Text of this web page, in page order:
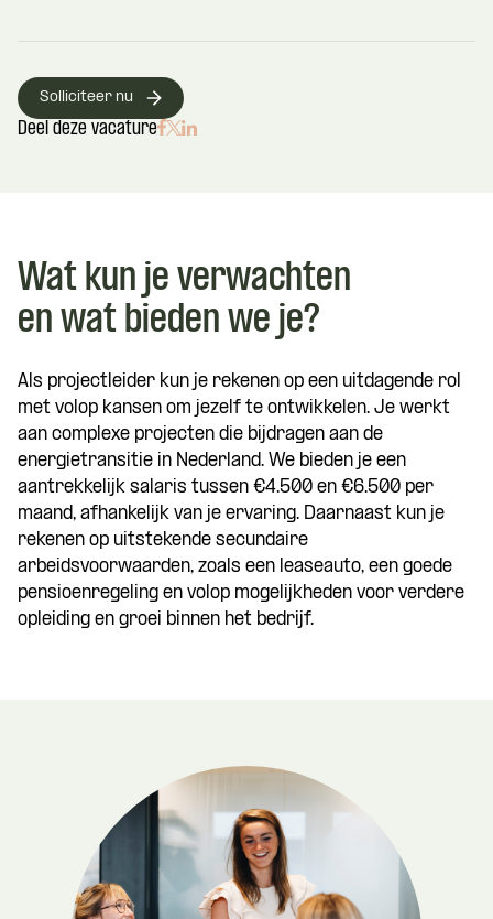
Deel deze vacature
Solliciteer nu
Wat kun je verwachten
en wat bieden we je?
Als projectleider kun je rekenen op een uitdagende rol
met volop kansen om jezelf te ontwikkelen. Je werkt
aan complexe projecten die bijdragen aan de
energietransitie in Nederland. We bieden je een
aantrekkelijk salaris tussen €4.500 en €6.500 per
maand, afhankelijk van je ervaring. Daarnaast kun je
rekenen op uitstekende secundaire
arbeidsvoorwaarden, zoals een leaseauto, een goede
pensioenregeling en volop mogelijkheden voor verdere
opleiding en groei binnen het bedrijf.